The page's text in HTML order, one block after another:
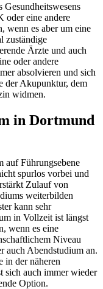
Gesundheitswesens
oder eine andere
wenn es aber um eine
zuständige
Ärzte und auch
oder andere
absolvieren und sich
der Akupunktur, dem
widmen.
in Dortmund
auf Führungsebene
spurlos vorbei und
Zulauf von
weiterbilden
kann sehr
in Vollzeit ist längst
wenn es eine
Niveau
auch Abendstudium an.
in der näheren
sich auch immer wieder
Option.